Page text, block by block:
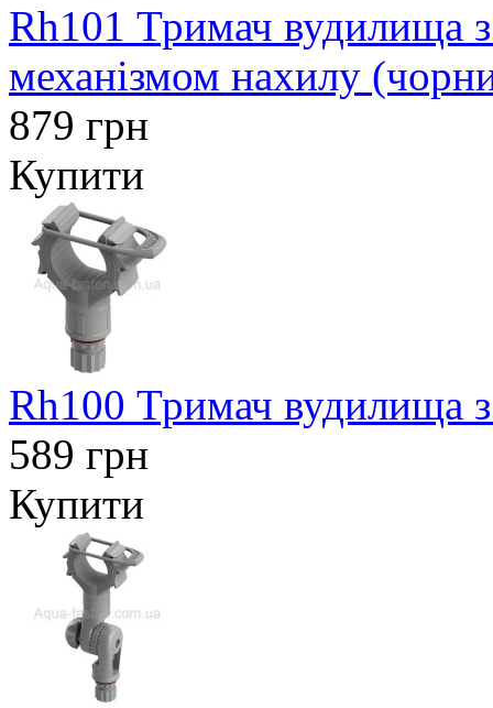
Rh101 Тримач вудилища
механізмом нахилу
879 грн
Купити
Rh100 Тримач вудилища
589 грн
Купити